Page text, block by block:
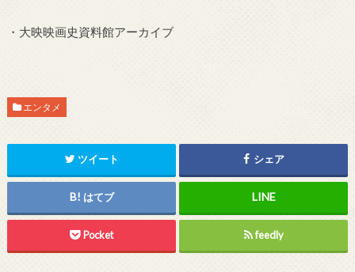
・大映映画史資料館アーカイブ
エンタメ
ツイート シェア
はてブ
Pocket feedly